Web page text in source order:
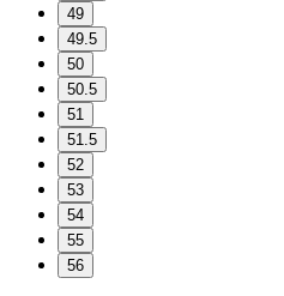
49
49.5
50
50.5
51
51.5
52
53
54
55
56